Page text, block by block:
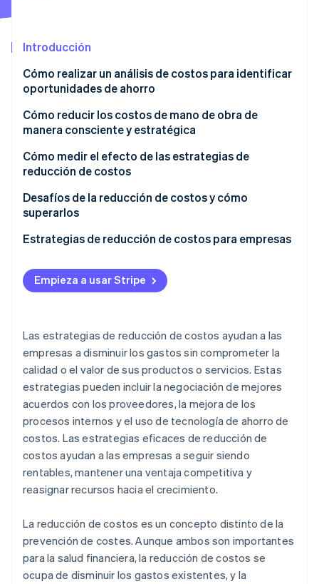
Descubre cómo Stripe construye la infraestructura
Mirar ahora
Socios
Stripe App Marketplace
Introducción
Cómo realizar un análisis de costos para identificar
oportunidades de ahorro
Cómo reducir los costos de mano de obra de
manera consciente y estratégica
Cómo medir el efecto de las estrategias de
reducción de costos
Métricas financieras
Flujo de caja y liquidez
Métricas de productividad y eficiencia
Desviación de costos
Compromiso de los empleados y tasas de rotación
Objetivos clave a largo plazo
Desafíos de la reducción de costos y cómo
superarlos
Gestión del cambio
Control de calidad
Moral de los empleados
Ejecución
Costos ocultos
Transparencia
Soluciones
Cadena de suministro
Estrategias de reducción de costos para empresas
Empieza a usar Stripe
Las estrategias de reducción de costos ayudan a las
empresas a disminuir los gastos sin comprometer la
calidad o el valor de sus productos o servicios. Estas
estrategias pueden incluir la negociación de mejores
acuerdos con los proveedores, la mejora de los
procesos internos y el uso de tecnología de ahorro de
costos. Las estrategias eficaces de reducción de
costos ayudan a las empresas a seguir siendo
rentables, mantener una ventaja competitiva y
reasignar recursos hacia el crecimiento.
La reducción de costos es un concepto distinto de la
prevención de costes. Aunque ambos son importantes
para la salud financiera, la reducción de costos se
ocupa de disminuir los gastos existentes, y la